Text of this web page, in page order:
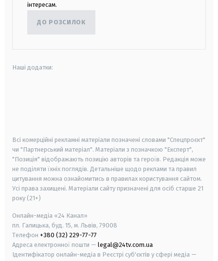
інтересам.
ДО РОЗСИЛОК
Наші додатки:
Всі комерційні рекламні матеріали позначені словами "Спецпроєкт"
чи "Партнерський матеріал". Матеріали з позначкою "Експерт",
"Позиція" відображають позицію авторів та героїв. Редакція може
не поділяти їхніх поглядів. Детальніше щодо реклами та правил
цитування можна ознайомитись в правилах користування сайтом.
Усі права захищені. Матеріали сайту призначені для осіб старше 21
року (21+)
Онлайн-медіа «24 Канал»
пл. Галицька, буд. 15, м. Львів, 79008
Телефон +380 (32) 229-77-77
Адреса електронної пошти — legal@24tv.com.ua
Ідентифікатор онлайн-медіа в Реєстрі суб'єктів у сфері медіа —